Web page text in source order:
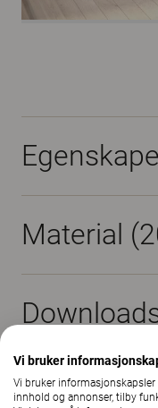
Material
Sertifikat (
Vi bruker
Vi bruker
innhold og annonser, tilby